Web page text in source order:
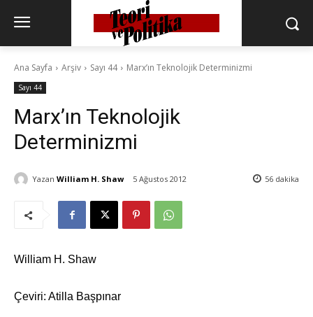
Ana Sayfa Arşiv Sayı 44 Marx’ın Teknolojik Determinizmi
Sayı 44
Marx’ın Teknolojik
Determinizmi
Yazan William H. Shaw 5 Ağustos 2012 56 dakika
William H. Shaw
Çeviri: Atilla Başpınar